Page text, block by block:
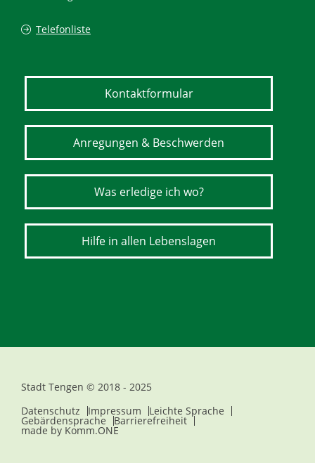
Telefonliste
Kontaktformular
Anregungen & Beschwerden
Was erledige ich wo?
Hilfe in allen Lebenslagen
Stadt Tengen © 2018 - 2025
Datenschutz
Impressum Leichte Sprache
Gebärdensprache Barrierefreiheit
made by Komm.ONE